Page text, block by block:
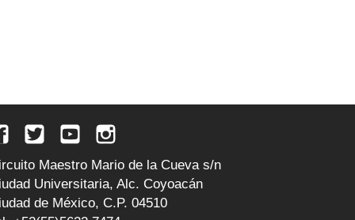
Maestro Mario de la Cueva s/n
Universitaria, Alc. Coyoacán
de México, C.P. 04510